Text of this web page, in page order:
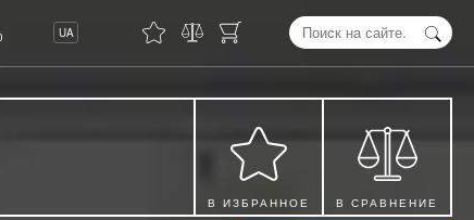
UA
В ИЗБРАННОЕ В СРАВНЕНИЕ